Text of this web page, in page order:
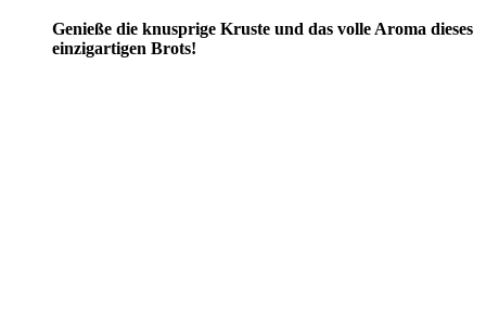
Genieße die knusprige Kruste und das volle Aroma dieses
einzigartigen Brots!